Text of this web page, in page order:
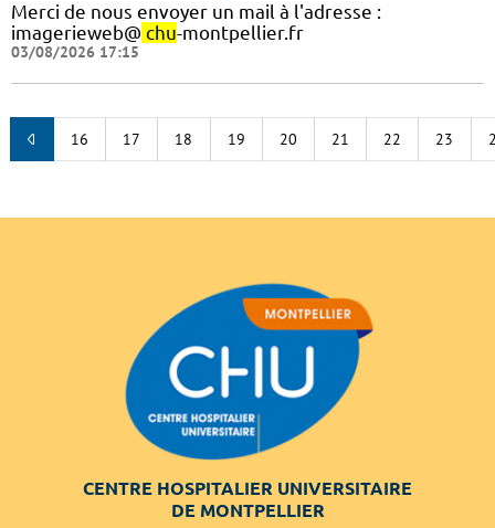
Merci de nous envoyer un mail à l'adresse :
imagerieweb@ chu-montpellier.fr
03/08/2026 17:15
16 17 18 19 20 21 22 23
CENTRE HOSPITALIER UNIVERSITAIRE
DE MONTPELLIER